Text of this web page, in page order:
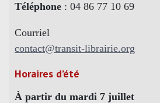
Téléphone : 04 86 77 10 69
Courriel
contact@transit-librairie.org
Horaires d’été
À partir du mardi 7 juillet